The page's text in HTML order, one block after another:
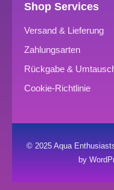
Shop Services
Versand & Lieferung
Zahlungsarten
Rückgabe &
Cookie-Richtlinie
© 2025 Aqua
by